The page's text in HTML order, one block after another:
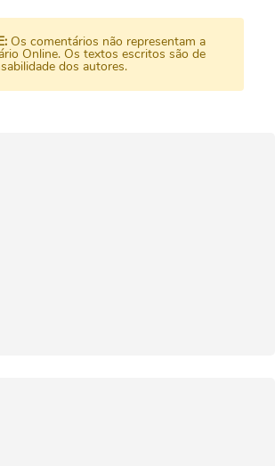
Os comentários não representam a
Online. Os textos escritos são de
dos autores.